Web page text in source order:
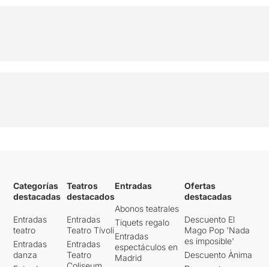
Categorías
destacadas
Entradas
teatro
Entradas
danza
Teatros
destacados
Entradas
Teatro Tívoli
Entradas
Teatro
Entradas
Abonos teatrales
Tiquets regalo
Entradas
espectáculos en
Madrid
Ofertas
destacadas
Descuento El
Mago Pop 'Nada
es imposible'
Descuento Ànima